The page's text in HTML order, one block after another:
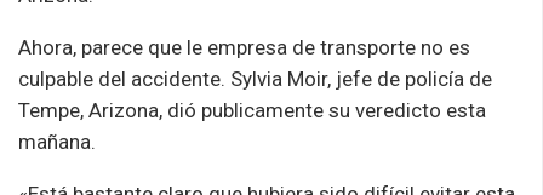
Ahora, parece que le empresa de transporte no es
culpable del accidente. Sylvia Moir, jefe de policía de
Tempe, Arizona, dió publicamente su veredicto esta
mañana.